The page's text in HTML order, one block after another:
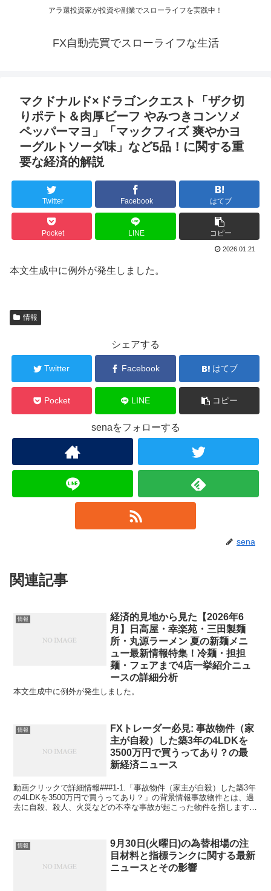
アラ還投資家が投資や副業でスローライフを実践中！
FX自動売買でスローライフな生活
マクドナルド×ドラゴンクエスト「ザク切
りポテト＆肉厚ビーフ やみつきコンソメ
ペッパーマヨ」「マックフィズ 爽やかヨ
ーグルトソーダ味」など5品！に関する重
要な経済的解説
Twitter Facebook はてブ
Pocket LINE コピー
2026.01.21
本文生成中に例外が発生しました。
情報
シェアする
Twitter Facebook はてブ
Pocket LINE コピー
senaをフォローする
sena
関連記事
情報
経済的見地から見た【2026年6
月】日高屋・幸楽苑・三田製麺
所・丸源ラーメン 夏の新麺メニ
ュー最新情報特集！冷麺・担担
麺・フェアまで4店一挙紹介ニュ
ースの詳細分析
本文生成中に例外が発生しました。
情報
FXトレーダー必見: 事故物件（家
主が自殺）した築3年の4LDKを
3500万円で買うってあり？の最
新経済ニュース
動画クリックで詳細情報###1-1.「事故物件（家主が自殺）した築3年
の4LDKを3500万円で買うってあり？」の背景情報事故物件とは、過
去に自殺、殺人、火災などの不幸な事故が起こった物件を指します。
情報
9月30日(火曜日)の為替相場の注
目材料と指標ランクに関する最新
ニュースとその影響